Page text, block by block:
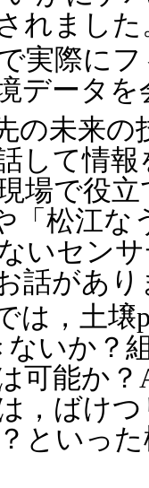
れました
実際にフ
データ
の未来の
して情
場で役
「松江な
いセン
話があ
は，土壌
いか？
可能か
，ばけ
といっ